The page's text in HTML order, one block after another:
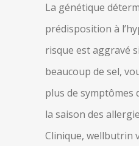
La génétique
prédisposition à
risque est aggravé
beaucoup de sel,
plus de symptômes
la saison des
Clinique, wellbutrin